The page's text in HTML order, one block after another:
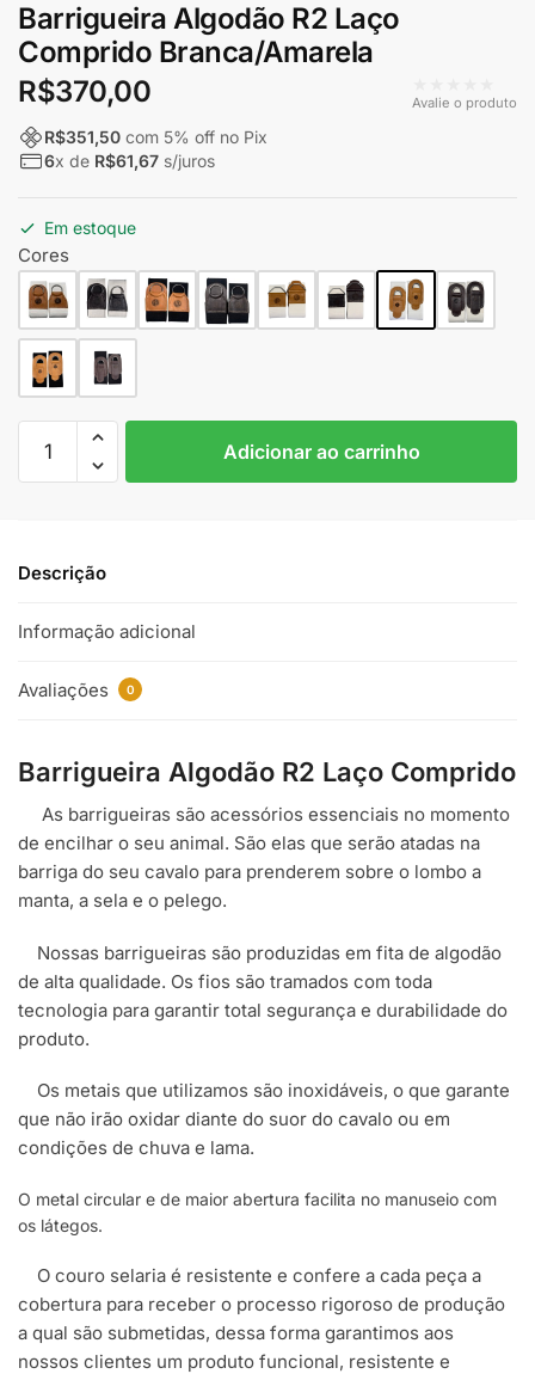
Barrigueira Algodão R2 Laço
Comprido Branca/Amarela
R$370,00 Avalie o produto
R$351,50 com 5% off no Pix
6x de R$61,67 s/juros
Em estoque
Cores
Barrigueira
Algodão
Branca/Amarela
Adicionar ao carrinho
Descrição
Informação adicional
Avaliações 0
Barrigueira Algodão R2 Laço Comprido
As barrigueiras são acessórios essenciais no momento
de encilhar o seu animal. São elas que serão atadas na
barriga do seu cavalo para prenderem sobre o lombo a
manta, a sela e o pelego.
Nossas barrigueiras são produzidas em fita de algodão
de alta qualidade. Os fios são tramados com toda
tecnologia para garantir total segurança e durabilidade do
produto.
Os metais que utilizamos são inoxidáveis, o que garante
que não irão oxidar diante do suor do cavalo ou em
condições de chuva e lama.
O metal circular e de maior abertura facilita no manuseio com
os látegos.
O couro selaria é resistente e confere a cada peça a
cobertura para receber o processo rigoroso de produção
a qual são submetidas, dessa forma garantimos aos
nossos clientes um produto funcional, resistente e